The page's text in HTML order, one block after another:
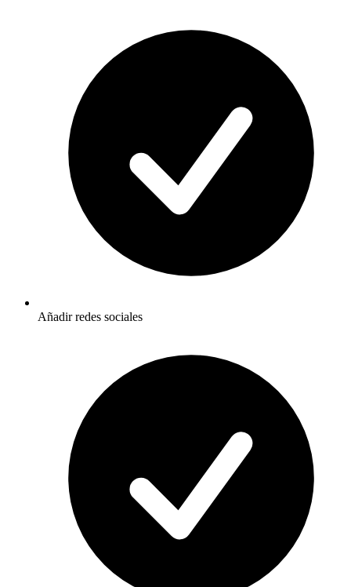
Añadir redes sociales